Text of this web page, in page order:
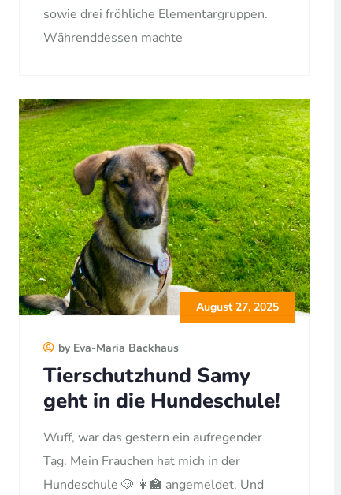
sowie drei fröhliche Elementargruppen.
Währenddessen machte
August 27, 2025
by Eva-Maria Backhaus
Tierschutzhund Samy
geht in die Hundeschule!
Wuff, war das gestern ein aufregender
Tag. Mein Frauchen hat mich in der
Hundeschule 🐶 👩‍🏫 angemeldet. Und